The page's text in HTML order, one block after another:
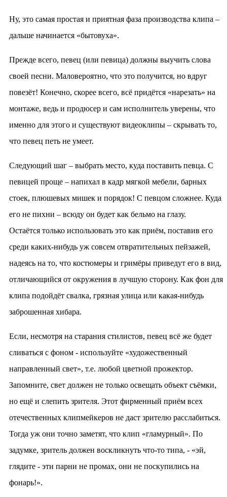
Ну, это самая простая и приятная фаза производства клипа –
дальше начинается «бытовуха».
Прежде всего, певец (или певица) должны выучить слова
своей песни. Маловероятно, что это получится, но вдруг
повезёт! Конечно, скорее всего, всё придётся «нарезать» на
монтаже, ведь и продюсер и сам исполнитель уверены, что
именно для этого и существуют видеоклипы – скрывать то,
что певец петь не умеет.
Следующий шаг – выбрать место, куда поставить певца. С
певицей проще – напихал в кадр мягкой мебели, барных
стоек, плюшевых мишек и порядок! С певцом сложнее. Куда
его не пихни – всюду он будет как бельмо на глазу.
Остаётся только использовать это как приём, поставив его
среди каких-нибудь уж совсем отвратительных пейзажей,
надеясь на то, что костюмеры и гримёры приведут его в вид,
отличающийся от окружения в лучшую сторону. Как фон для
клипа подойдёт свалка, грязная улица или какая-нибудь
заброшенная хибара.
Если, несмотря на старания стилистов, певец всё же будет
сливаться с фоном - используйте «художественный
направленный свет», т.е. любой цветной прожектор.
Запомните, свет должен не только освещать объект съёмки,
но ещё и слепить зрителя. Этот фирменный приём всех
отечественных клипмейкеров не даст зрителю расслабиться.
Тогда уж они точно заметят, что клип «гламурный». По
задумке, зритель должен воскликнуть что-то типа, - «эй,
глядите - эти парни не промах, они не поскупились на
фонарь!».